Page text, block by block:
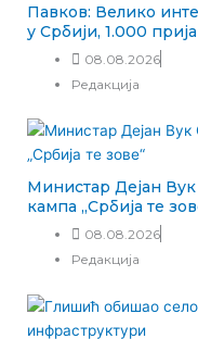
Павков: Велико
у Србији, 1.000
08.08.2026
Редакција
Министар Дејан
кампа „Србија те
08.08.2026
Редакција